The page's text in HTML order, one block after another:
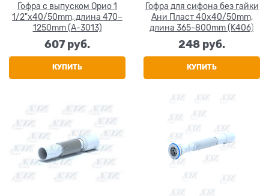
Гофра с выпуском Орио 1
1/2"x40/50mm, длина 470–
1250mm (A-3013)
607 руб.
КУПИТЬ
Гофра для сифона без гайки
Ани Пласт 40x40/50mm,
длина 365-800mm (K406)
248 руб.
КУПИТЬ